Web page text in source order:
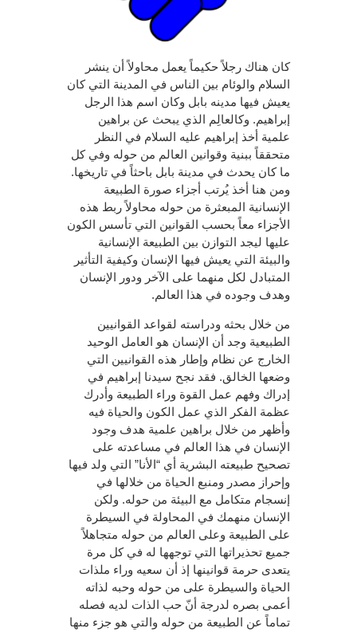
كان هناك رجلاً حكيماً يعمل محاولاً أن ينشر
السلام والوئام بين الناس في المدينة التي كان
يعيش فيها مدينه بابل وكان اسم هذا الرجل
إبراهيم. وكالعالِم الذي يبحث عن براهين
علمية أخذ إبراهيم عليه السلام في النظر
متحققاً ببنية وقوانين العالم من حوله وفي كل
ما كان يحدث في مدينة بابل باحثاً في تاريخها.
ومن هنا أخذ يُرتب أجزاء صورة الطبيعة
الإنسانية المبعثرة من حوله محاولاً ربط هذه
الأجزاء معاً بحسب القوانين التي تأسس الكون
عليها ليجد التوازن بين الطبيعة الإنسانية
والبيئة التي يعيش فيها الإنسان وكيفية التأثير
المتبادل لكل منهما على الآخر ودور الإنسان
وهدف وجوده في هذا العالم.
من خلال بحثه ودراسته لقواعد القوانيين
الطبيعية وجد أن الإنسان هو العامل الوحيد
الخارج عن نظام وإطار هذه القوانيين التي
وضعها الخالق. فقد نجح سيدنا إبراهيم في
إدراك وفهم عمل القوة وراء الطبيعة وأدرك
عظمة الفكر الذي عمل الكون والحياة فيه
وأظهر من خلال براهين علمية هدف وجود
الإنسان في هذا العالم في مساعدته على
تصحيح طبيعته البشرية أي “الأنا” التي ولد فيها
وإحراز مصدر ومنبع الحياة من خلالها في
إنسجام متكامل مع البيئة من حوله. ولكن
الإنسان منهمك في المحاولة في السيطرة
على الطبيعة وعلى العالم من حوله متجاهلاً
جميع تحذيراتها التي توجهها له في كل مرة
يتعدى حرمة قوانينها إذ أن سعيه وراء ملذات
الحياة والسيطرة على من حوله وحبه لذاته
أعمى بصره لدرجة أنّ حب الذات لديه فصله
تماماً عن الطبيعة من حوله والتي هو جزء منها